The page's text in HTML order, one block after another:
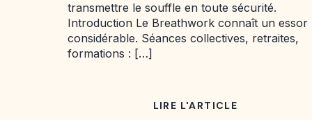
LIRE L'ARTICLE
transmettre le souffle en toute sécurité.
Introduction Le Breathwork connaît un essor
considérable. Séances collectives, retraites,
formations : […]